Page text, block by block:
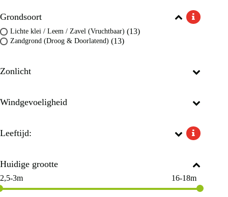
Grondsoort
Lichte klei / Leem / Zavel (Vruchtbaar) (13)
Zandgrond (Droog & Doorlatend) (13)
Zonlicht
Windgevoeligheid
Leeftijd:
Huidige grootte
2,5-3m 16-18m